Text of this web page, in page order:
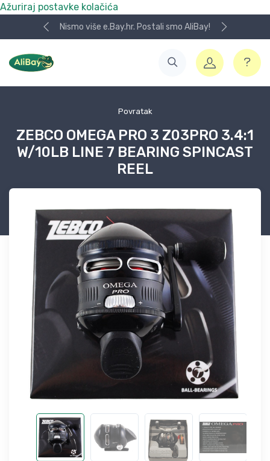
Ažuriraj postavke kolačića
Nismo više e.Bay.hr. Postali smo AliBay!
Povratak
ZEBCO OMEGA PRO 3 Z03PRO 3.4:1
W/10LB LINE 7 BEARING SPINCAST
REEL